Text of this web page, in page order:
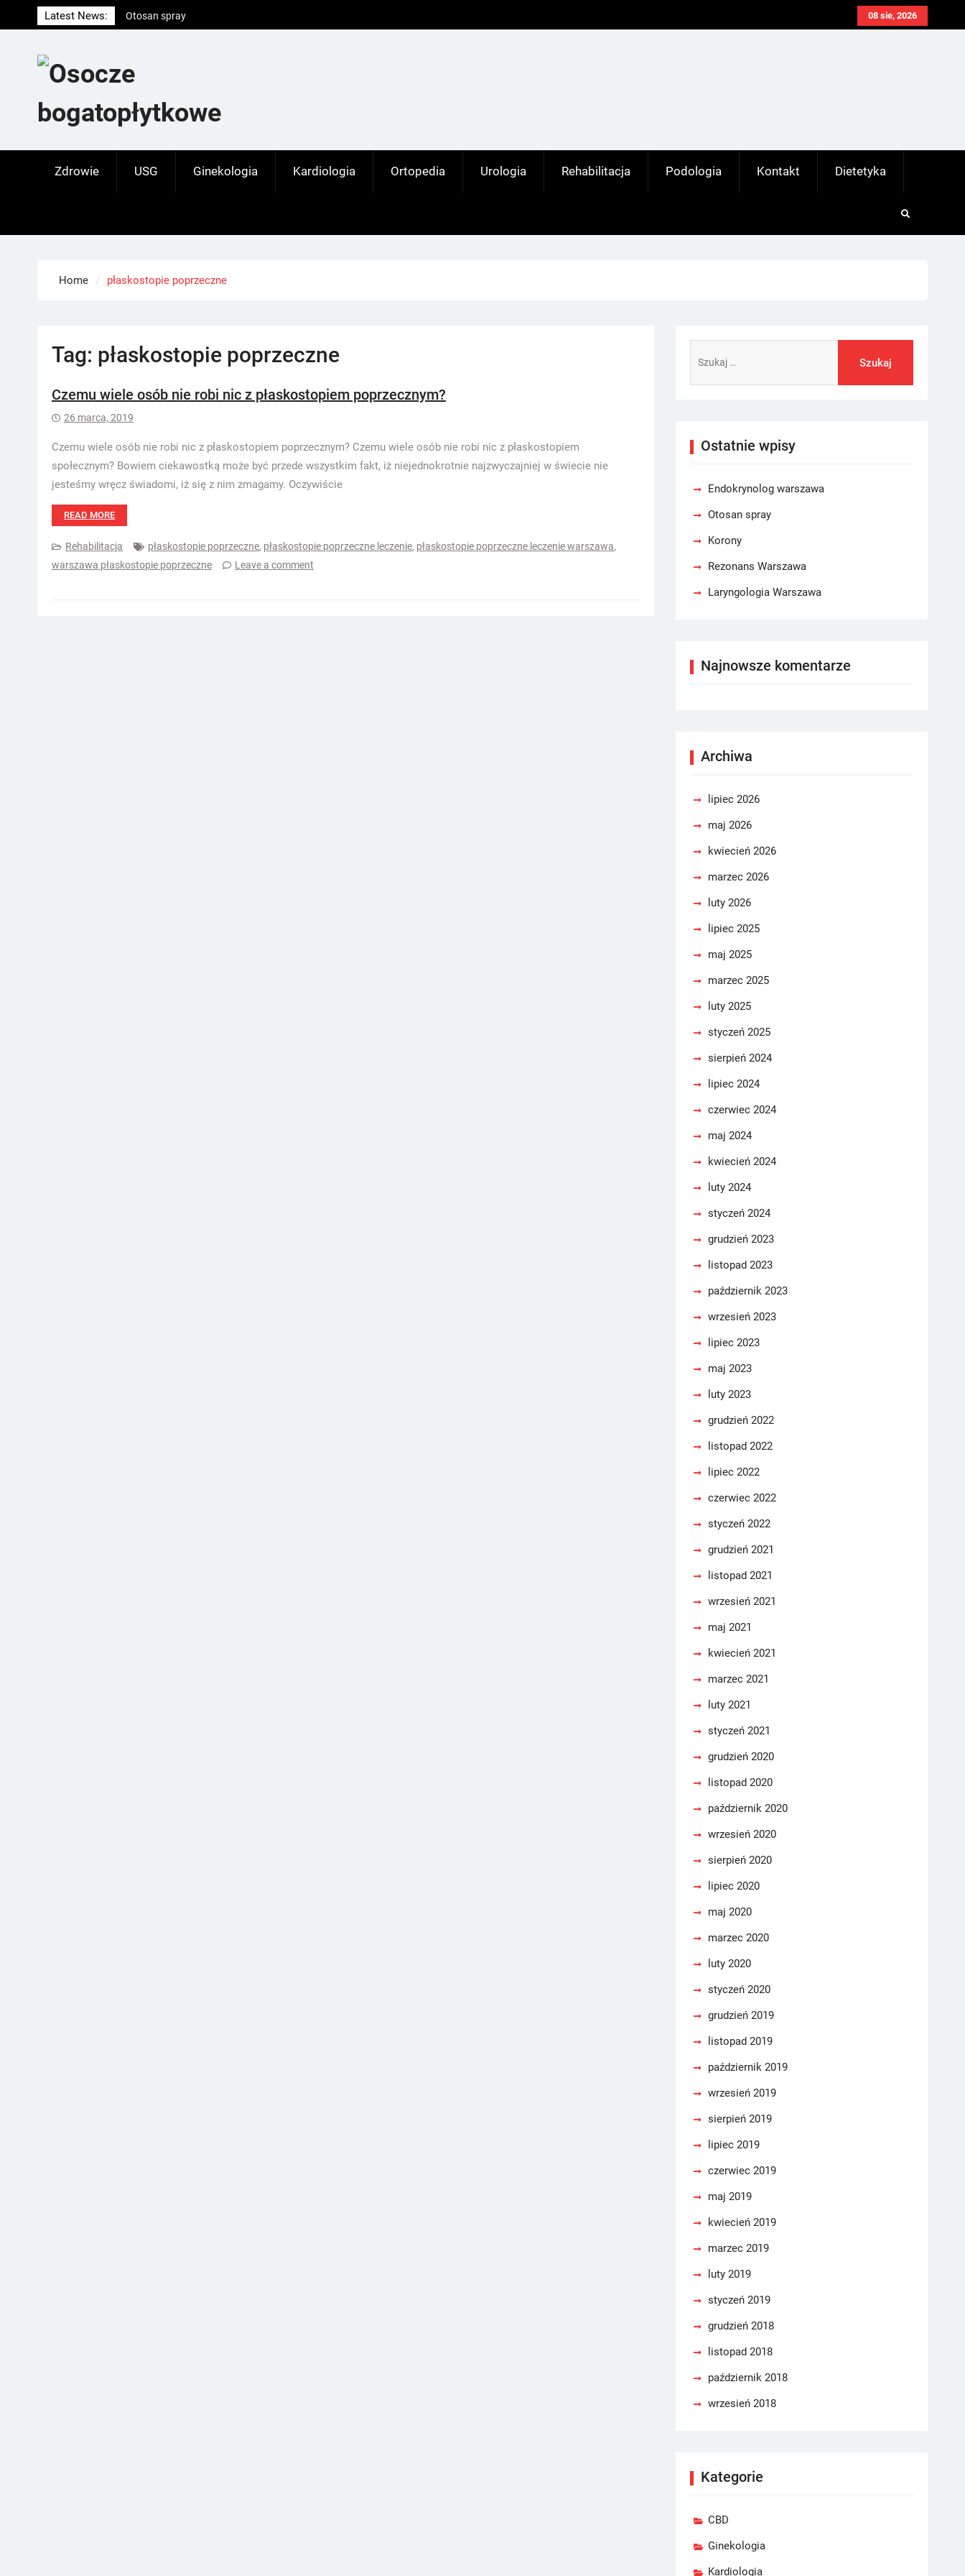
to
08 sie, 2026
Latest News:
Otosan spray
Korony
Zdrowie USG Ginekologia Kardiologia Ortopedia Urologia Rehabilitacja Podologia Kontakt Dietetyka
Home płaskostopie poprzeczne
Tag: płaskostopie poprzeczne
Czemu wiele osób nie robi nic z płaskostopiem poprzecznym?
26 marca, 2019
Czemu wiele osób nie robi nic z płaskostopiem poprzecznym? Czemu wiele osób nie robi nic z płaskostopiem
społecznym? Bowiem ciekawostką może być przede wszystkim fakt, iż niejednokrotnie najzwyczajniej w świecie nie
jesteśmy wręcz świadomi, iż się z nim zmagamy. Oczywiście
READ MORE
Rehabilitacja płaskostopie poprzeczne, płaskostopie poprzeczne leczenie, płaskostopie poprzeczne leczenie warszawa,
warszawa płaskostopie poprzeczne
Leave a comment
Ostatnie wpisy
Endokrynolog warszawa
Otosan spray
Korony
Rezonans Warszawa
Laryngologia Warszawa
Najnowsze komentarze
Archiwa
lipiec 2026
maj 2026
kwiecień 2026
marzec 2026
luty 2026
lipiec 2025
maj 2025
marzec 2025
luty 2025
styczeń 2025
sierpień 2024
lipiec 2024
czerwiec 2024
maj 2024
kwiecień 2024
luty 2024
styczeń 2024
grudzień 2023
listopad 2023
październik 2023
wrzesień 2023
lipiec 2023
maj 2023
luty 2023
grudzień 2022
listopad 2022
lipiec 2022
czerwiec 2022
styczeń 2022
grudzień 2021
listopad 2021
wrzesień 2021
maj 2021
kwiecień 2021
marzec 2021
luty 2021
styczeń 2021
grudzień 2020
listopad 2020
październik 2020
wrzesień 2020
sierpień 2020
lipiec 2020
maj 2020
marzec 2020
luty 2020
styczeń 2020
grudzień 2019
listopad 2019
październik 2019
wrzesień 2019
sierpień 2019
lipiec 2019
czerwiec 2019
maj 2019
kwiecień 2019
marzec 2019
luty 2019
styczeń 2019
grudzień 2018
listopad 2018
październik 2018
wrzesień 2018
Kategorie
CBD
Ginekologia
Kardiologia